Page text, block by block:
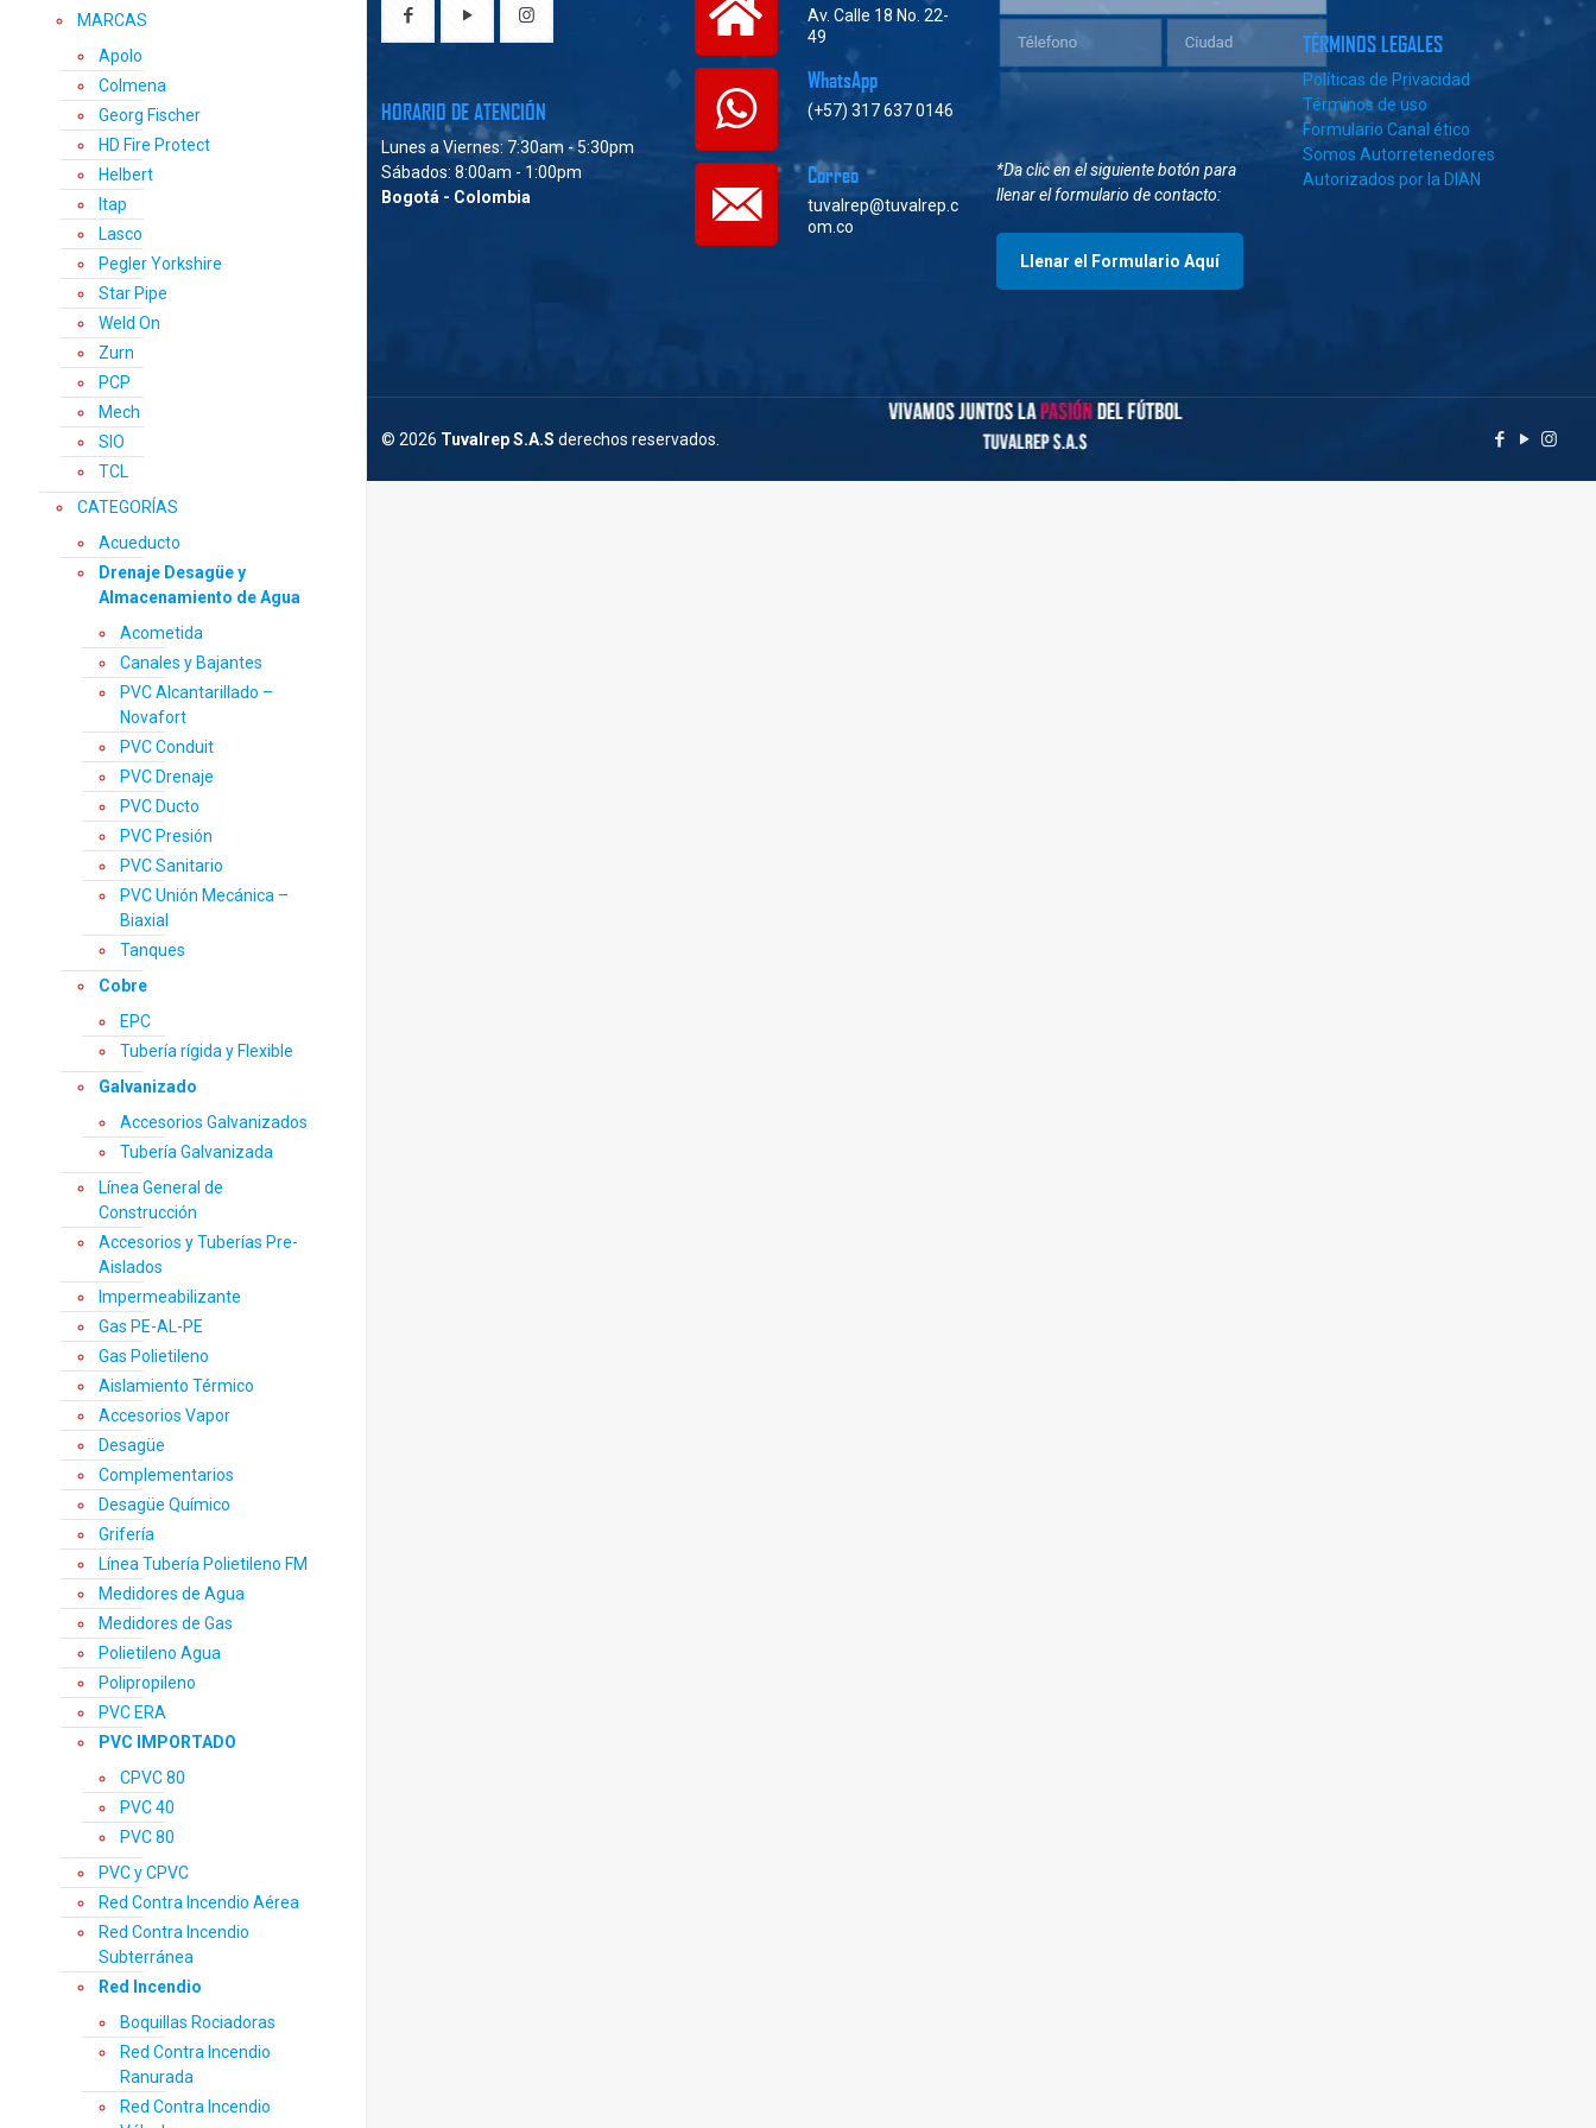
MARCAS
Apolo
Colmena
Georg Fischer
HD Fire Protect
Helbert
Itap
Lasco
Pegler Yorkshire
Star Pipe
Weld On
Zurn
PCP
Mech
SIO
TCL
CATEGORÍAS
Acueducto
Drenaje Desagüe y
Almacenamiento de Agua
Acometida
Canales y Bajantes
PVC Alcantarillado –
Novafort
PVC Conduit
PVC Drenaje
PVC Ducto
PVC Presión
PVC Sanitario
PVC Unión Mecánica –
Biaxial
Tanques
Cobre
EPC
Tubería rígida y Flexible
Galvanizado
Accesorios Galvanizados
Tubería Galvanizada
Línea General de
Construcción
Accesorios y Tuberías Pre-
Aislados
Impermeabilizante
Gas PE-AL-PE
Gas Polietileno
Aislamiento Térmico
Accesorios Vapor
Desagüe
Complementarios
Desagüe Químico
Grifería
Línea Tubería Polietileno FM
Medidores de Agua
Medidores de Gas
Polietileno Agua
Polipropileno
PVC ERA
PVC IMPORTADO
CPVC 80
PVC 40
PVC 80
PVC y CPVC
Red Contra Incendio Aérea
Red Contra Incendio
Subterránea
Red Incendio
Boquillas Rociadoras
Red Contra Incendio
Ranurada
Red Contra Incendio
HORARIO DE ATENCIÓN
Lunes a Viernes: 7:30am - 5:30pm
Sábados: 8:00am - 1:00pm
Bogotá - Colombia
Av. Calle 18 No. 22-
49
WhatsApp
(+57) 317 637 0146
Correo
tuvalrep@tuvalrep.c
om.co
*Da clic en el siguiente botón para
llenar el formulario de contacto:
Llenar el Formulario Aquí
TÉRMINOS LEGALES
Políticas de Privacidad
Términos de uso
Formulario Canal ético
Somos Autorretenedores
Autorizados por la DIAN
© 2026 Tuvalrep S.A.Sderechos reservados.